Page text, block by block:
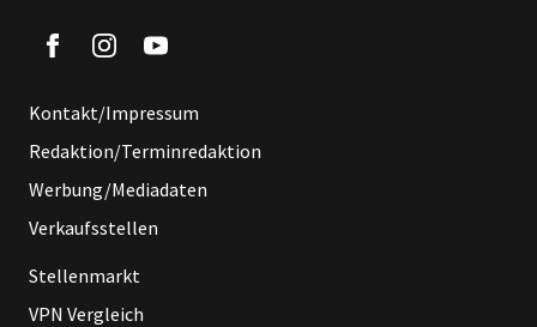
Kontakt/Impressum
Redaktion/Terminredaktion
Werbung/Mediadaten
Verkaufsstellen
Stellenmarkt
VPN Vergleich